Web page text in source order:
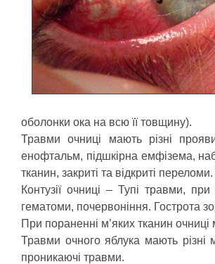
оболонки ока на всю її товщину).
Травми очниці мають різні
енофтальм, підшкірна емфізема,
тканин, закриті та відкриті
Контузії очниці – Тупі травми,
гематоми, почервоніння. Гострота
При пораненні м’яких тканин очниці
Травми очного яблука мають різні
проникаючі травми.